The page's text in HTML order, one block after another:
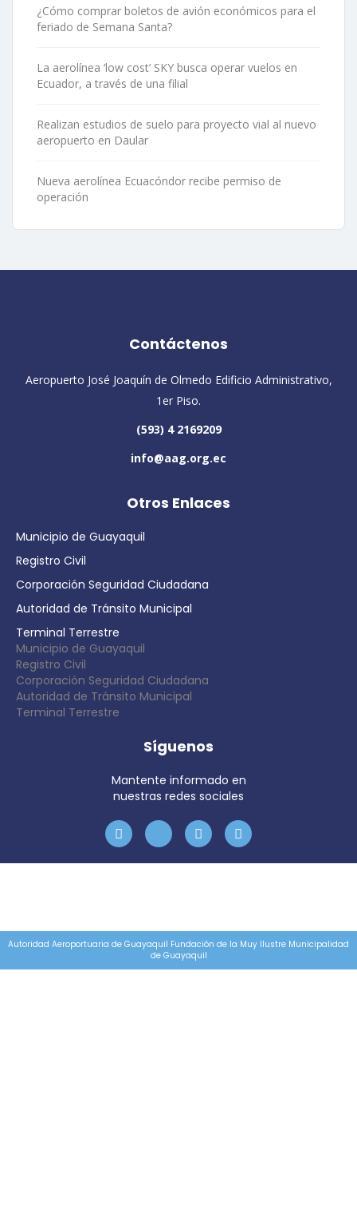
¿Cómo comprar boletos de avión económicos para el
feriado de Semana Santa?
La aerolínea ‘low cost’ SKY busca operar vuelos en
Ecuador, a través de una filial
Realizan estudios de suelo para proyecto vial al nuevo
aeropuerto en Daular
Nueva aerolínea Ecuacóndor recibe permiso de
operación
Contáctenos
Aeropuerto José Joaquín de Olmedo Edificio Administrativo,
1er Piso.
(593) 4 2169209
info@aag.org.ec
Otros Enlaces
Municipio de Guayaquil
Registro Civil
Corporación Seguridad Ciudadana
Autoridad de Tránsito Municipal
Terminal Terrestre
Municipio de Guayaquil
Registro Civil
Corporación Seguridad Ciudadana
Autoridad de Tránsito Municipal
Terminal Terrestre
Síguenos
Mantente informado en
nuestras redes sociales
Autoridad Aeroportuaria de Guayaquil Fundación de la Muy Ilustre Municipalidad
de Guayaquil